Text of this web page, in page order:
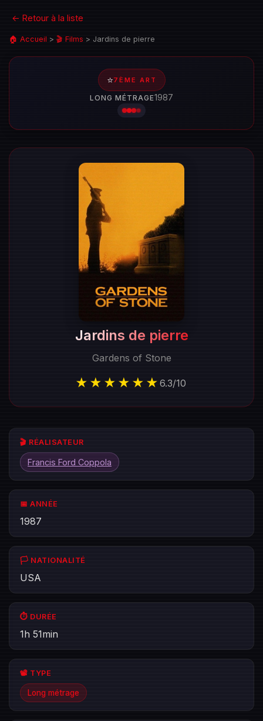
← Retour à la liste
🏠 Accueil > 🎬 Films > Jardins de pierre
⭐7ÈME ART
LONG MÉTRAGE1987
Jardins de pierre
Gardens of Stone
★★★★★★ 6.3/10
🎬 RÉALISATEUR
Francis Ford Coppola
📅 ANNÉE
1987
🏳️ NATIONALITÉ
USA
⏱️ DURÉE
1h 51min
📽️ TYPE
Long métrage